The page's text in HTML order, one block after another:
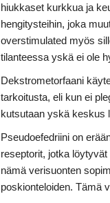
hiukkaset kurkkua ja
hengitysteihin, joka
overstimulated myös
tilanteessa yskä ei ole
Dekstrometorfaani
tarkoitusta, eli kun ei
kutsutaan yskä keskus
Pseudoefedriini on
reseptorit, jotka
nämä verisuonten
poskionteloiden. Tämä